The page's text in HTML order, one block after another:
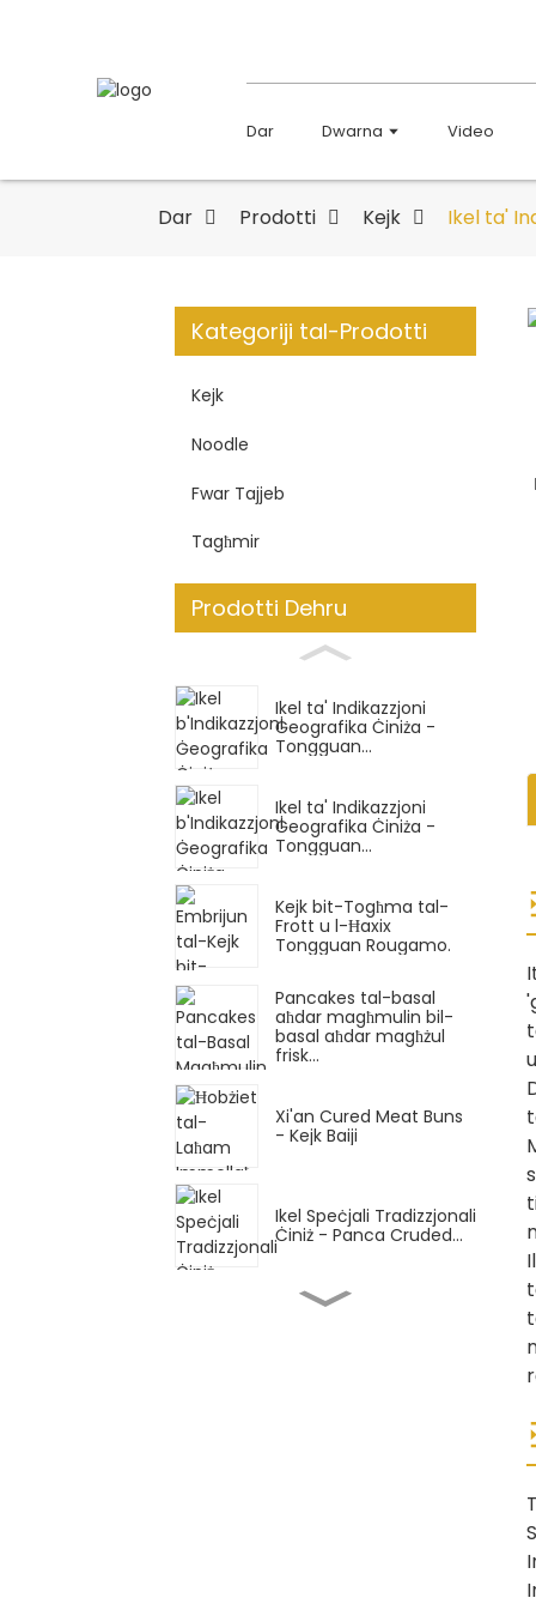
Dar Dwarna Video
Dar Prodotti Kejk Ikel ta'
Kategoriji tal-Prodotti
Kejk
Noodle
Fwar Tajjeb
Tagħmir
Prodotti Dehru
Ikel ta' Indikazzjoni
Ġeografika Ċiniża -
Tongguan...
Ikel ta' Indikazzjoni
Ġeografika Ċiniża -
Tongguan...
Kejk bit-Togħma tal-
Frott u l-Ħaxix
Tongguan Rougamo.
Pancakes tal-basal
aħdar magħmulin bil-
basal aħdar magħżul
frisk...
Xi'an Cured Meat Buns
- Kejk Baiji
Ikel Speċjali Tradizzjonali
Ċiniż - Panca Cruded...
Ikel Speċjali Tradizzjonali